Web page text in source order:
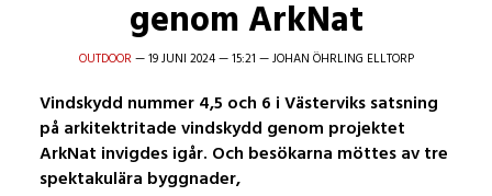
genom ArkNat
OUTDOOR—19 JUNI 2024—15:21 —JOHAN ÖHRLING ELLTORP
Vindskydd nummer 4,5 och 6 i Västerviks satsning
på arkitektritade vindskydd genom projektet
ArkNat invigdes igår. Och besökarna möttes av tre
spektakulära byggnader,